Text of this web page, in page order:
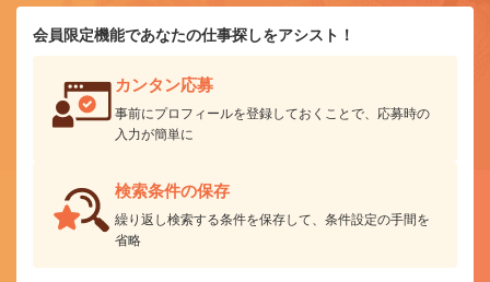
会員限定機能であなたの仕事探しをアシスト！
カンタン応募
事前にプロフィールを登録しておくことで、応募時の
入力が簡単に
検索条件の保存
繰り返し検索する条件を保存して、条件設定の手間を
省略